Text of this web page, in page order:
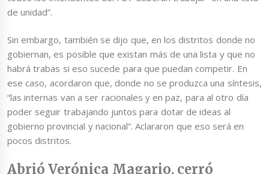
de unidad”.
Sin embargo, también se dijo que, en los distritos donde no
gobiernan, es posible que existan más de una lista y que no
habrá trabas si eso sucede para que puedan competir. En
ese caso, acordaron que, donde no se produzca una síntesis,
“las internas van a ser racionales y en paz, para al otro día
poder seguir trabajando juntos para dotar de ideas al
gobierno provincial y nacional”. Aclararon que eso será en
pocos distritos.
Abrió Verónica Magario, cerró